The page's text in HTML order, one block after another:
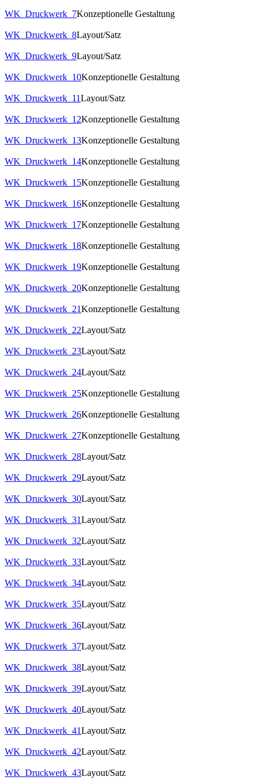
WK_Druckwerk_7Konzeptionelle Gestaltung
WK_Druckwerk_8Layout/Satz
WK_Druckwerk_9Layout/Satz
WK_Druckwerk_10Konzeptionelle Gestaltung
WK_Druckwerk_11Layout/Satz
WK_Druckwerk_12Konzeptionelle Gestaltung
WK_Druckwerk_13Konzeptionelle Gestaltung
WK_Druckwerk_14Konzeptionelle Gestaltung
WK_Druckwerk_15Konzeptionelle Gestaltung
WK_Druckwerk_16Konzeptionelle Gestaltung
WK_Druckwerk_17Konzeptionelle Gestaltung
WK_Druckwerk_18Konzeptionelle Gestaltung
WK_Druckwerk_19Konzeptionelle Gestaltung
WK_Druckwerk_20Konzeptionelle Gestaltung
WK_Druckwerk_21Konzeptionelle Gestaltung
WK_Druckwerk_22Layout/Satz
WK_Druckwerk_23Layout/Satz
WK_Druckwerk_24Layout/Satz
WK_Druckwerk_25Konzeptionelle Gestaltung
WK_Druckwerk_26Konzeptionelle Gestaltung
WK_Druckwerk_27Konzeptionelle Gestaltung
WK_Druckwerk_28Layout/Satz
WK_Druckwerk_29Layout/Satz
WK_Druckwerk_30Layout/Satz
WK_Druckwerk_31Layout/Satz
WK_Druckwerk_32Layout/Satz
WK_Druckwerk_33Layout/Satz
WK_Druckwerk_34Layout/Satz
WK_Druckwerk_35Layout/Satz
WK_Druckwerk_36Layout/Satz
WK_Druckwerk_37Layout/Satz
WK_Druckwerk_38Layout/Satz
WK_Druckwerk_39Layout/Satz
WK_Druckwerk_40Layout/Satz
WK_Druckwerk_41Layout/Satz
WK_Druckwerk_42Layout/Satz
WK_Druckwerk_43Layout/Satz